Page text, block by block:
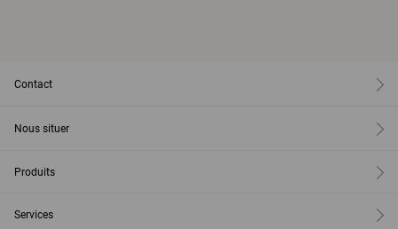
Contact
Nous situer
Produits
Services